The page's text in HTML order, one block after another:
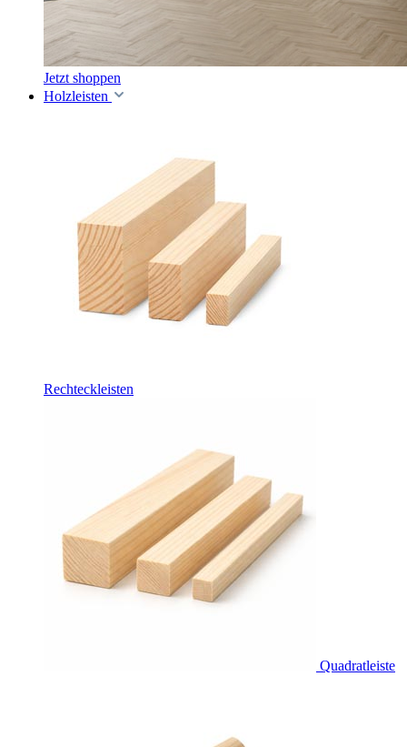
Jetzt shoppen
Holzleisten
Rechteckleisten
Quadratleiste